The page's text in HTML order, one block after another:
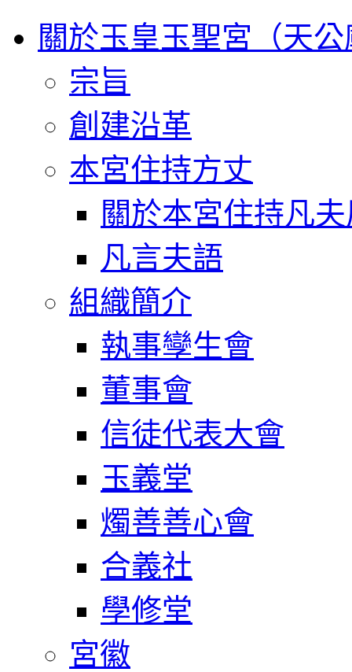
關於玉皇玉聖宮（天
宗旨
創建沿革
本宮住持方丈
關於本宮住持凡
凡言夫語
組織簡介
執事孿生會
董事會
信徒代表大會
玉義堂
燭善善心會
合義社
學修堂
宮徽